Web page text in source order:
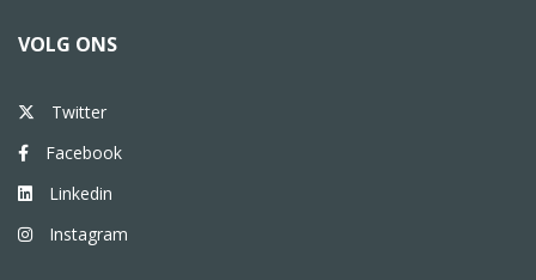
VOLG ONS
Twitter
Facebook
Linkedin
Instagram